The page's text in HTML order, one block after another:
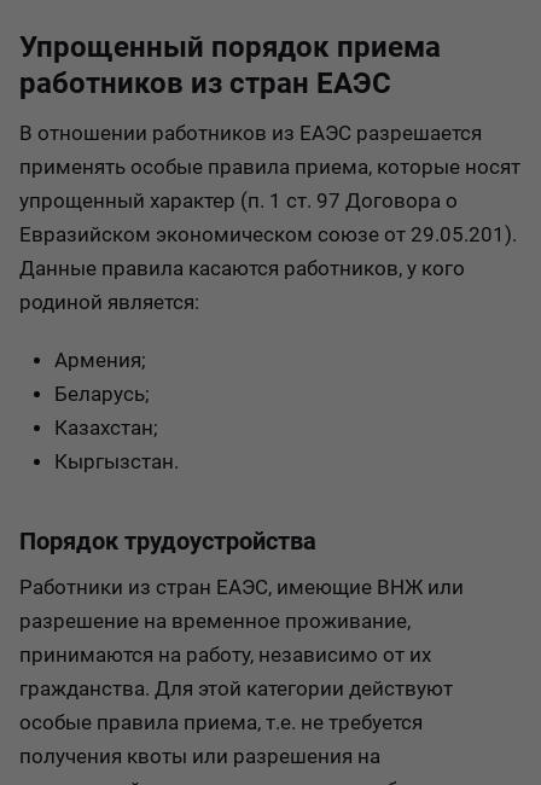
Упрощенный порядок приема
работников из стран ЕАЭС
В отношении работников из ЕАЭС разрешается
применять особые правила приема, которые носят
упрощенный характер (п. 1 ст. 97 Договора о
Евразийском экономическом союзе от 29.05.201).
Данные правила касаются работников, у кого
родиной является:
Армения;
Беларусь;
Казахстан;
Кыргызстан.
Порядок трудоустройства
Работники из стран ЕАЭС, имеющие ВНЖ или
разрешение на временное проживание,
принимаются на работу, независимо от их
гражданства. Для этой категории действуют
особые правила приема, т.е. не требуется
получения квоты или разрешения на